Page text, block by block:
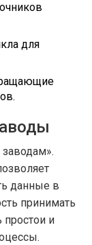
для
данные в
принимать
и